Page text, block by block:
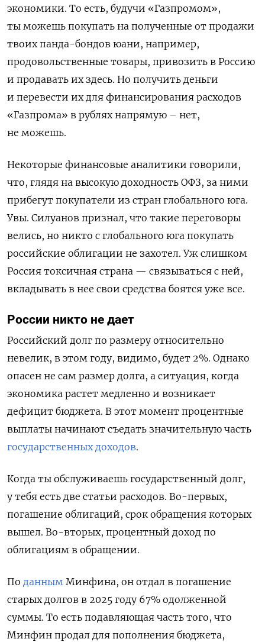
экономики. То есть, будучи «Газпромом»,
ты можешь покупать на полученные от продажи
твоих панда-бондов юани, например,
продовольственные товары, привозить в Россию
и продавать их здесь. Но получить деньги
и перевести их для финансирования расходов
«Газпрома» в рублях напрямую – нет,
не можешь.
Некоторые финансовые аналитики говорили,
что, глядя на высокую доходность ОФЗ, за ними
прибегут покупатели из стран глобального юга.
Увы. Силуанов признал, что такие переговоры
велись, но никто с глобального юга покупать
российские облигации не захотел. Уж слишком
Россия токсичная страна — связываться с ней,
вкладывать в нее свои средства боятся уже все.
России никто не дает
Российский долг по размеру относительно
невелик, в этом году, видимо, будет 2%. Однако
опасен не сам размер долга, а ситуация, когда
экономика растет медленно и возникает
дефицит бюджета. В этот момент процентные
выплаты начинают съедать значительную часть
государственных доходов.
Когда ты обслуживаешь государственный долг,
у тебя есть две статьи расходов. Во-первых,
погашение облигаций, срок обращения которых
вышел. Во-вторых, процентный доход по
облигациям в обращении.
По данным Минфина, он отдал в погашение
старых долгов в 2025 году 67% одолженной
суммы. То есть подавляющая часть того, что
Минфин продал для пополнения бюджета,